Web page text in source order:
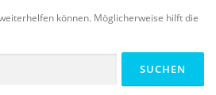
können. Möglicherweise hilft die